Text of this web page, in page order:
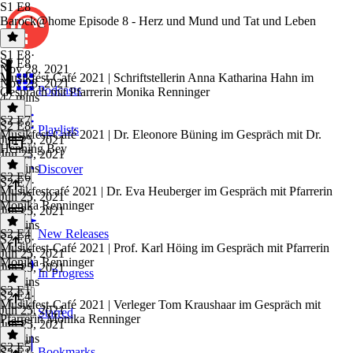
Podcasts
Playlists
Discover
New Releases
In Progress
Starred
S1 E8
Barock@home Episode 8 - Herz und Mund und Tat und Leben
S1 E8·
Nov 28, 2021
Nov 28, 2021
47 mins
S2 E8
Musikfest-Café 2021 | Schriftstellerin Anna Katharina Hahn im
Gespräch mit Pfarrerin Monika Renninger
S2 E8·
Jun 25, 2021
Jun 25, 2021
55 mins
S2 E7
Musikfest-Café 2021 | Dr. Eleonore Büning im Gespräch mit Dr.
Henning Bey
S2 E7·
Jun 25, 2021
Jun 25, 2021
59 mins
S2 E6
Musikfestcafé 2021 | Dr. Eva Heuberger im Gespräch mit Pfarrerin
Monika Renninger
S2 E6·
Jun 25, 2021
Jun 25, 2021
59 mins
S2 E4
Musikfest-Café 2021 | Prof. Karl Höing im Gespräch mit Pfarrerin
Monika Renninger
S2 E4·
Jun 25, 2021
Jun 25, 2021
54 mins
S2 E1
Musikfest-Café 2021 | Verleger Tom Kraushaar im Gespräch mit
Pfarrerin Monika Renninger
S2 E5